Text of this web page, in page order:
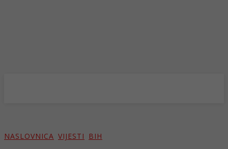
NASLOVNICA VIJESTI BIH